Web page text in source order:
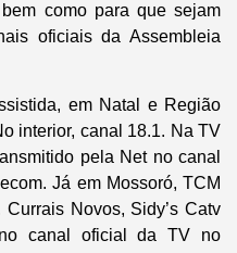
como para que sejam
oficiais da Assembleia
em Natal e Região
interior, canal 18.1. Na TV
pela Net no canal
Já em Mossoró, TCM
Novos, Sidy’s Catv
canal oficial da TV no